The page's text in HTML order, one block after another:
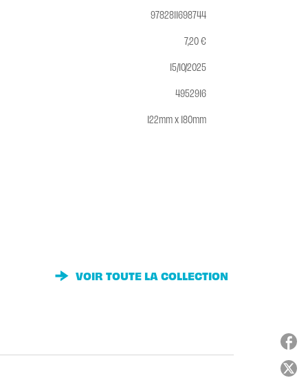
9782811698744
7,20 €
15/10/2025
4952916
122mm x 180mm
VOIR TOUTE LA COLLECTION